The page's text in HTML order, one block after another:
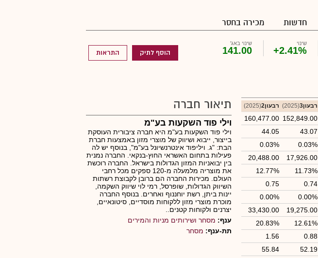
חדשות מכירה בחסר
שינוי
+2.41%
שינוי באג'
141.00 הוסף לתיק התראות
רבעון3 (2025) רבעון2 (2025)
152,849.00
160,477.00
43.07
44.05
0.03%
0.03%
17,926.00
20,488.00
11.73%
12.77%
0.74
0.75
0.00%
0.00%
19,275.00
33,430.00
12.61%
20.83%
0.88
1.56
52.19
55.84
תיאור חברה
וילי פוד השקעות בע"מ
וילי פוד השקעות בע"מ היא חברה ציבורית העוסקת
בייצור, ייבוא ושיווק של מוצרי מזון באמצעות חברת
הבת: "ג. ויליפוד אינטרנשיונל בע"מ", בנוסף יש לה
פעילות בתחום האשראי החוץ-בנקאי. החברה נמנית
בין יבואניות המזון הגדולות בישראל. החברה רוכשת
את מוצריה מלמעלה מ-120 ספקים מכל רחבי
העולם. מכירות החברה הם ברובן לקבוצת רשתות
השיווק הגדולות, שופרסל, רמי לוי שיווק השקמה,
יינות ביתן, רשת יוחננוף ואחרים. בנוסף החברה
מוכרת מוצרי מזון ללקוחות מוסדיים, סיטונאיים,
יצרנים ולקוחות קטנים..
ענף: מסחר ושירותים מניות והמירים
תת-ענף: מסחר